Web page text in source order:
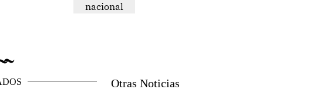
nacional
Otras Noticias